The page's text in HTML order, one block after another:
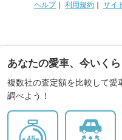
ヘルプ｜ 利用規約 サイ
あなたの愛車、今いくら
複数社の査定額を比較して愛
調べよう！